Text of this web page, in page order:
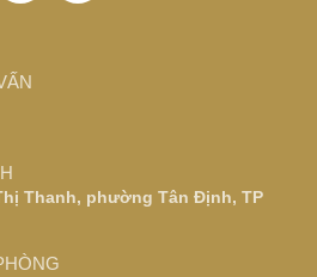
Thanh, phường Tân Định, TP